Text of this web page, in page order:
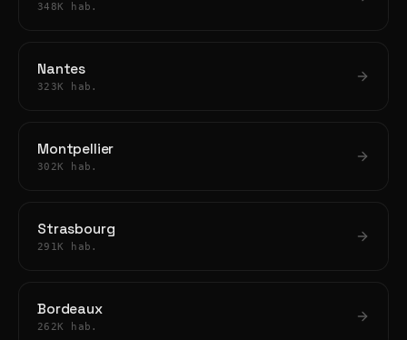
348K hab.
Nantes
323K hab.
Montpellier
302K hab.
Strasbourg
291K hab.
Bordeaux
262K hab.